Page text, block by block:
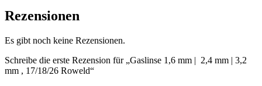
Rezensionen
Es gibt noch keine Rezensionen.
Schreibe die erste Rezension für „Gaslinse 1,6 mm | 2,4 mm | 3,2
mm , 17/18/26 Roweld“